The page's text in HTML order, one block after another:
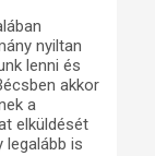
nyiltan
lenni és
akkor
a
elküldését
legalább is